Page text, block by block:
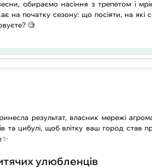
обираємо насіння з трепетом і
на початку сезону: що посіяти, на які
🧐
результат, власник мережі
та цибулі, щоб влітку ваш город став
улюбленців